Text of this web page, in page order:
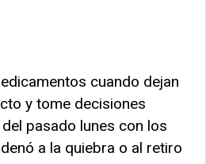
cuando dejan
y tome decisiones
pasado lunes con los
a la quiebra o al retiro